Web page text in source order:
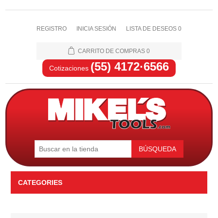
REGISTRO INICIA SESIÓN LISTA DE DESEOS 0
CARRITO DE COMPRAS 0
Cotizaciones (55) 4172·6566
BÚSQUEDA
CATEGORIES